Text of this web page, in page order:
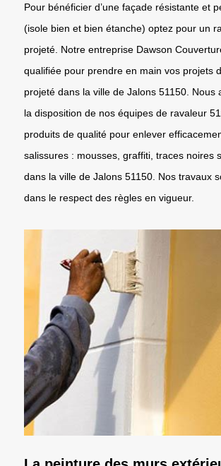
Pour bénéficier d’une façade résistante et
(isole bien et bien étanche) optez pour un
projeté. Notre entreprise Dawson
qualifiée pour prendre en main vos projets
projeté dans la ville de Jalons 51150. Nous
la disposition de nos équipes de ravaleur
produits de qualité pour enlever
salissures : mousses, graffiti, traces noires
dans la ville de Jalons 51150. Nos travaux
dans le respect des règles en vigueur.